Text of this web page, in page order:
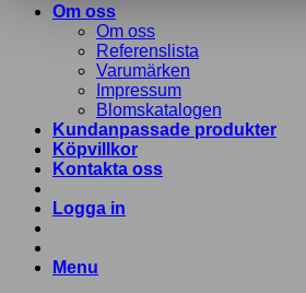
Om oss
Om oss
Referenslista
Varumärken
Impressum
Blomskatalogen
Kundanpassade produkter
Köpvillkor
Kontakta oss
Logga in
Menu